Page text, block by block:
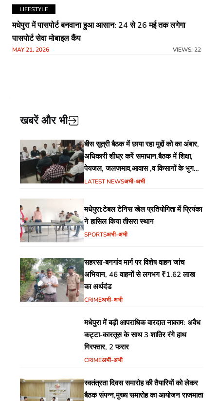
LIFESTYLE
मधेपुरा में पासपोर्ट बनवाना हुआ आसान: 24 से 26 मई तक लगेगा
पासपोर्ट सेवा मोबाइल कैंप
MAY 21, 2026 VIEWS: 22
खबरें और भी
बीस सूत्री बैठक में छाया रहा मुद्दों को का अंबार,
अधिकारी शीध्र करें समाधान,बैठक में शिक्षा,
पेयजल, जलजमाव,आवास ,व किसानों के भुगतान
का उठा मुद्दा
LATEST NEWSअभी-अभी
मधेपुरा:टेबल टेनिस खेल प्रतियोगिता में प्रियंका
ने हासिल किया तीसरा स्थान
SPORTSअभी-अभी
सहरसा-बनगांव मार्ग पर विशेष वाहन जांच
अभियान, 46 वाहनों से लगभग ₹1.62 लाख
का अर्थदंड
CRIMEअभी-अभी
मधेपुरा में बड़ी आपराधिक वारदात नाकाम: अवैध
कट्टा-कारतूस के साथ 3 शातिर रंगे हाथ
गिरफ्तार, 2 फरार
CRIMEअभी-अभी
स्वतंत्रता दिवस समारोह की तैयारियों को लेकर
बैठक संपन्न,मुख्य समारोह का आयोजन राजमाता